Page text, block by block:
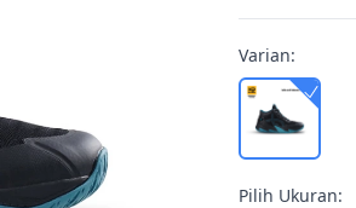
Varian:
Pilih Ukuran: